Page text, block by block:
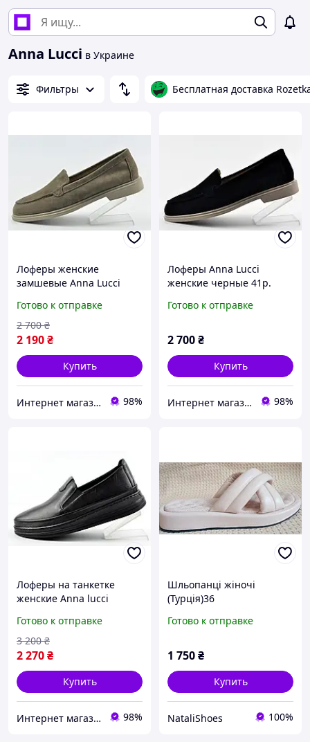
Anna Lucci в Украине
Фильтры Бесплатная доставка
Лоферы женские
замшевые Anna Lucci
Готово к отправке
2 190₴
2 700 ₴
Купить
Интернет магазин спортивной обуви Shoes-Factory 98%
Лоферы Anna Lucci
женские черные 41р.
Готово к отправке
2 700₴
Купить
Интернет магазин спортивной обуви Shoes-Factory 98%
Лоферы на танкетке
женские Anna lucci
Готово к отправке
2 270₴
3 200 ₴
Купить
Интернет магазин спортивной обуви Shoes-Factory 98%
Шльопанці жіночі
(Турція)36
Готово к отправке
1 750₴
Купить
NataliShoes 100%